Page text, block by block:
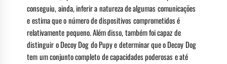
conseguiu, ainda, inferir a natureza de algumas comunicações
e estima que o número de dispositivos comprometidos é
relativamente pequeno. Além disso, também foi capaz de
distinguir o Decoy Dog do Pupy e determinar que o Decoy Dog
tem um conjunto completo de capacidades poderosas e até